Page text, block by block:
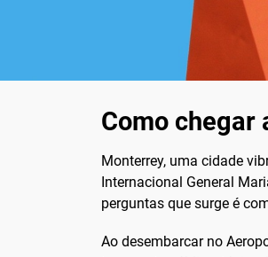
Como chegar
Monterrey, uma cidade
Internacional General
perguntas que surge é
Ao desembarcar no